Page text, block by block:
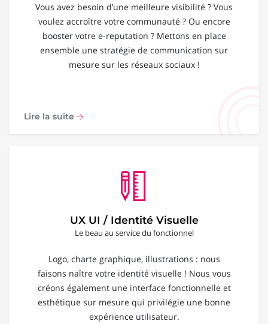
Vous avez besoin d’une meilleure visibilité ? Vous
voulez accroître votre communauté ? Ou encore
booster votre e-reputation ? Mettons en place
ensemble une stratégie de communication sur
mesure sur les réseaux sociaux !
Lire la suite
UX UI / Identité Visuelle
Le beau au service du fonctionnel
Logo, charte graphique, illustrations : nous
faisons naître votre identité visuelle ! Nous vous
créons également une interface fonctionnelle et
esthétique sur mesure qui privilégie une bonne
expérience utilisateur.